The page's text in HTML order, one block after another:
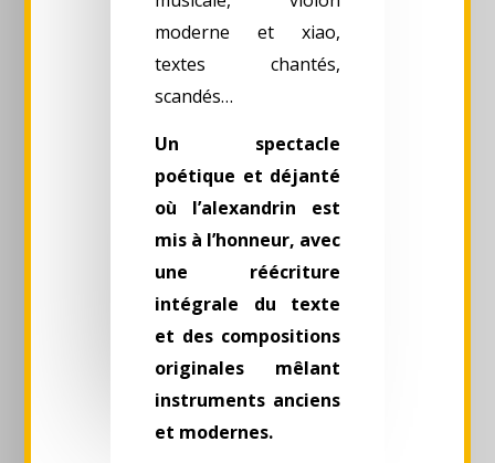
moderne et xiao,
textes chantés,
scandés…
Un spectacle
poétique et déjanté
où l’alexandrin est
mis à l’honneur, avec
une réécriture
intégrale du texte
et des compositions
originales mêlant
instruments anciens
et modernes.